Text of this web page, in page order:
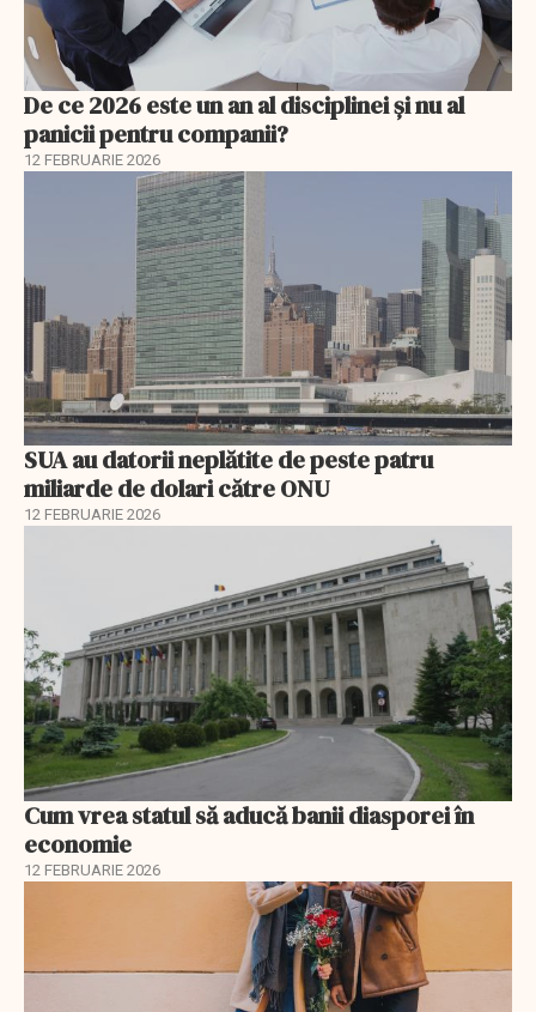
De ce 2026 este un an al disciplinei și nu al
panicii pentru companii?
12 FEBRUARIE 2026
SUA au datorii neplătite de peste patru
miliarde de dolari către ONU
12 FEBRUARIE 2026
Cum vrea statul să aducă banii diasporei în
economie
12 FEBRUARIE 2026